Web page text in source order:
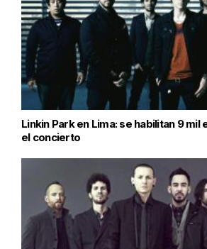
Linkin Park en Lima: se habilitan 9 mil
el concierto